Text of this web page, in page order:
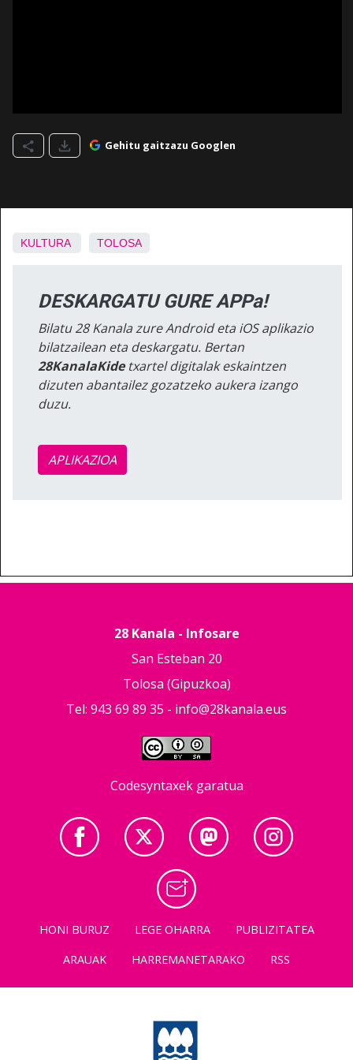
Gehitu gaitzazu Googlen
KULTURA TOLOSA
DESKARGATU GURE APPa!
Bilatu 28 Kanala zure Android eta iOS aplikazio
bilatzailean eta deskargatu. Bertan
28KanalaKidetxartel digitalak eskaintzen
dizuten abantailez gozatzeko aukera izango
duzu.
APLIKAZIOA
28 Kanala - Infosare
San Esteban 20
Tolosa (Gipuzkoa)
Tel: 943 69 89 35 - info@28kanala.eus
Codesyntaxek garatua
HONI BURUZ LEGE OHARRA
PUBLIZITATEA
ARAUAK
HARREMANETARAKO RSS